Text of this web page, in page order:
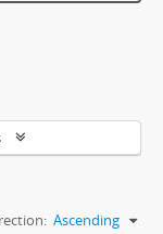
Ascending